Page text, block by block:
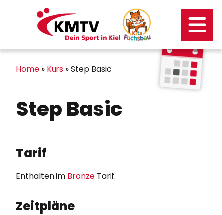
Mitgliederportal
Home » Kurs »Step Basic
Step Basic
Tarif
Enthalten im Bronze Tarif.
Zeitpläne